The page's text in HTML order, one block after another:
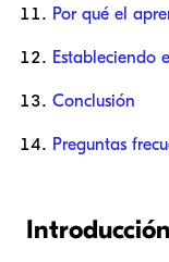
Por qué el
Estableciendo
Conclusión
Preguntas
Introducción